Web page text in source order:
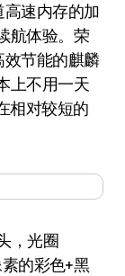
高速内存的加
航体验。荣
节能的麒麟
上不用一天
相对较短的
，光圈
的彩色+黑